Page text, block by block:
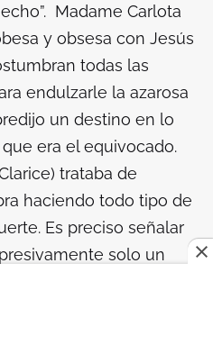
Madame Carlota
y obsesa con Jesús
todas las
endulzarle la azarosa
un destino en lo
era el equivocado.
trataba de
haciendo todo tipo de
Es preciso señalar
solo un